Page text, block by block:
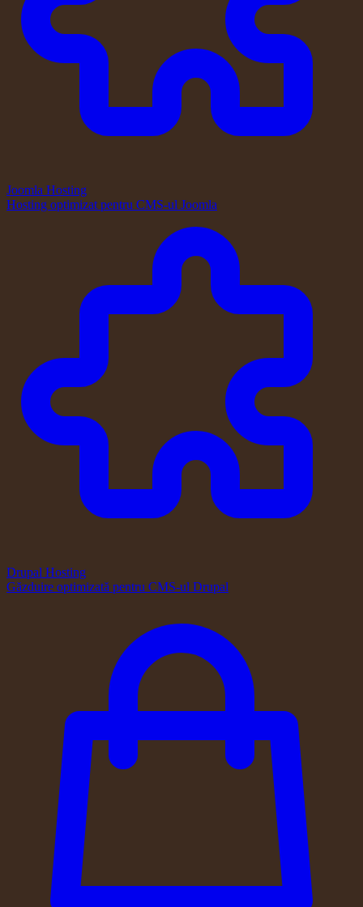
Joomla Hosting
Hosting optimizat pentru CMS-ul Joomla
Drupal Hosting
Găzduire optimizată pentru CMS-ul Drupal